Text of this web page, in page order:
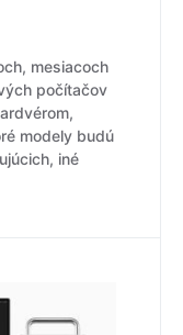
mesiacoch
počítačov
modely budú
iné